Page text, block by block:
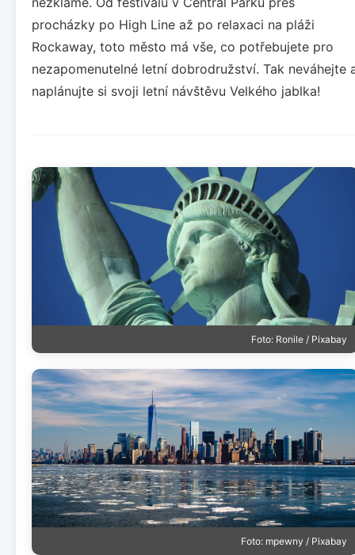
procházky po High Line až po relaxaci na pláži
Rockaway, toto město má vše, co potřebujete pro
nezapomenutelné letní dobrodružství. Tak neváhejte
naplánujte si svoji letní návštěvu Velkého jablka!
Foto: Ronile / Pixabay
Foto: mpewny / Pixabay